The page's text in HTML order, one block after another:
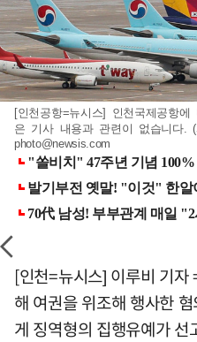
[인천공항=뉴시스] 인천국제공항
은 기사 내용과 관련이 없습니다. (
photo@newsis.com
[인천=뉴시스] 이루비 기자
해 여권을 위조해 행사한
게 징역형의 집행유예가 선